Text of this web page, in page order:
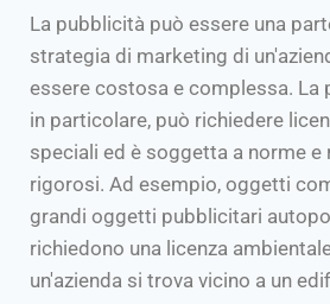
La pubblicità può essere una
strategia di marketing di
essere costosa e complessa. La
in particolare, può richiedere
speciali ed è soggetta a norme e
rigorosi. Ad esempio, oggetti
grandi oggetti pubblicitari
richiedono una licenza
un'azienda si trova vicino a un